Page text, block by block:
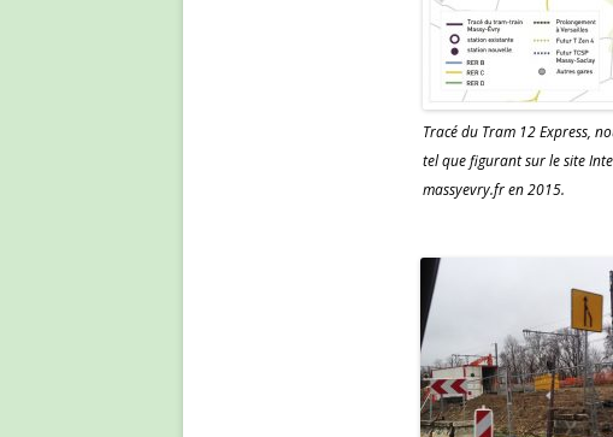
Tracé du Tram 12 Express,
tel que figurant sur le site
massyevry.fr en 2015.